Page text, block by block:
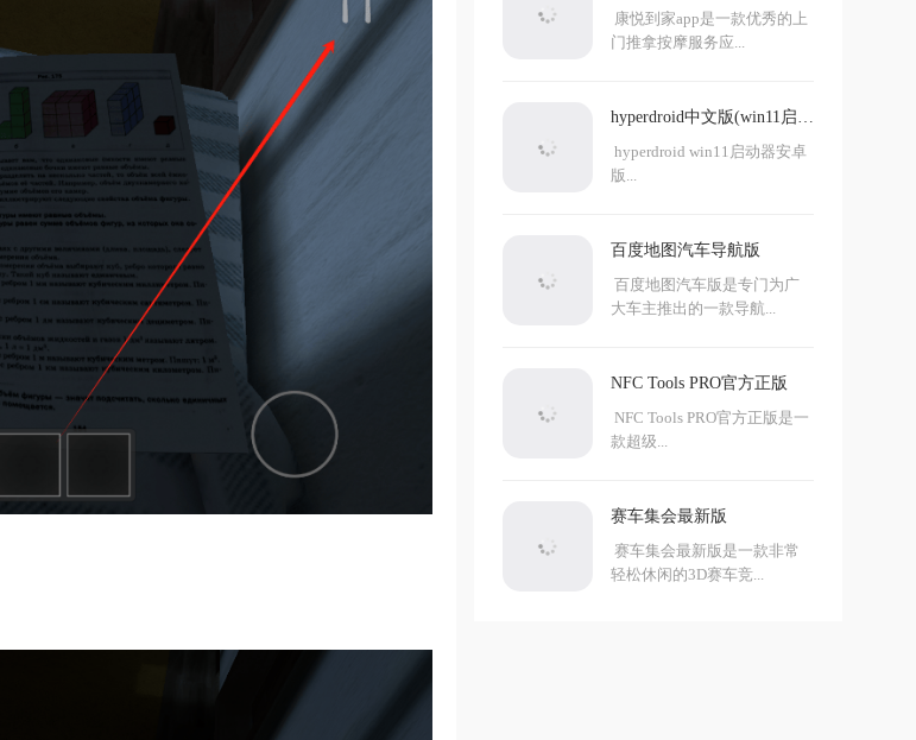
康悦到家app是一款优秀的上
门推拿按摩服务应...
hyperdroid中文版(win11启动
hyperdroid win11启动器安卓
版...
百度地图汽车导航版
百度地图汽车版是专门为广
大车主推出的一款导航...
NFC Tools PRO官方正版
NFC Tools PRO官方正版是一
款超级...
赛车集会最新版
赛车集会最新版是一款非常
轻松休闲的3D赛车竞...